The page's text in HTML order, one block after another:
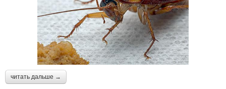
читать дальше →